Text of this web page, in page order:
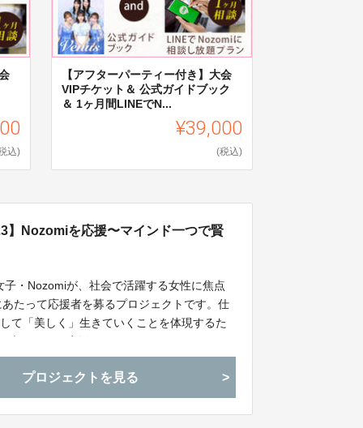
込)
【アフターパーティー付き】大会
VIPチケット＆ 公式ガイドブック
＆ 1ヶ月間LINEでN...
¥39,000
(税込)
Nozomiを応援〜マインド一つで賢
・Nozomiが、社会で活躍する女性に焦点
たって応援者を募るプロジェクトです。仕
て「美しく」生きていくことを体現するた
ファンディングです！
プロジェクトを見る